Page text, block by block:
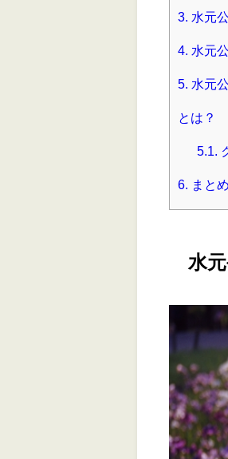
3. 水元
4. 水元
5. 水元
とは？
5.1.
6. まと
水